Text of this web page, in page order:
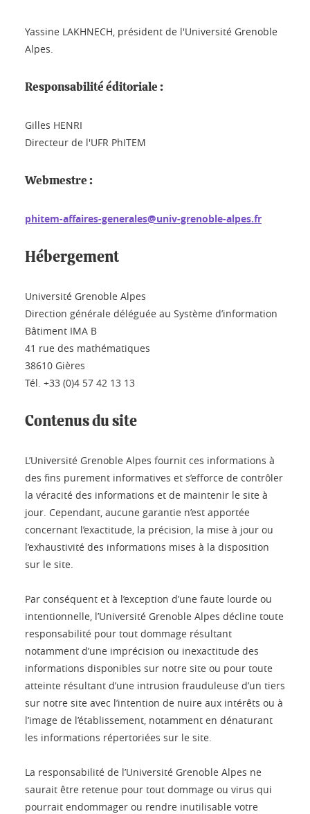
Yassine LAKHNECH, président de l'Université Grenoble
Alpes.
Responsabilité éditoriale :
Gilles HENRI
Directeur de l'UFR PhITEM
Webmestre :
phitem-affaires-generales@univ-grenoble-alpes.fr
Hébergement
Université Grenoble Alpes
Direction générale déléguée au Système d’information
Bâtiment IMA B
41 rue des mathématiques
38610 Gières
Tél. +33 (0)4 57 42 13 13
Contenus du site
L’Université Grenoble Alpes fournit ces informations à
des fins purement informatives et s’efforce de contrôler
la véracité des informations et de maintenir le site à
jour. Cependant, aucune garantie n’est apportée
concernant l’exactitude, la précision, la mise à jour ou
l’exhaustivité des informations mises à la disposition
sur le site.
Par conséquent et à l’exception d’une faute lourde ou
intentionnelle, l’Université Grenoble Alpes décline toute
responsabilité pour tout dommage résultant
notamment d’une imprécision ou inexactitude des
informations disponibles sur notre site ou pour toute
atteinte résultant d’une intrusion frauduleuse d’un tiers
sur notre site avec l’intention de nuire aux intérêts ou à
l’image de l’établissement, notamment en dénaturant
les informations répertoriées sur le site.
La responsabilité de l’Université Grenoble Alpes ne
saurait être retenue pour tout dommage ou virus qui
pourrait endommager ou rendre inutilisable votre